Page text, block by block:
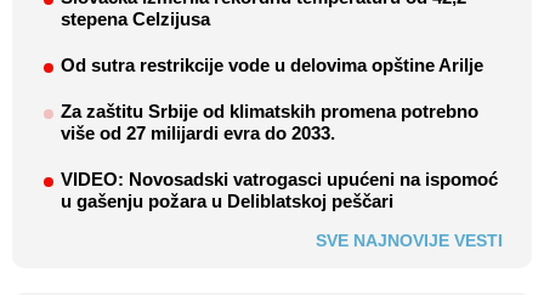
stepena Celzijusa
Od sutra restrikcije vode u delovima opštine Arilje
Za zaštitu Srbije od klimatskih promena potrebno
više od 27 milijardi evra do 2033.
VIDEO: Novosadski vatrogasci upućeni na ispomoć
u gašenju požara u Deliblatskoj peščari
SVE NAJNOVIJE VESTI